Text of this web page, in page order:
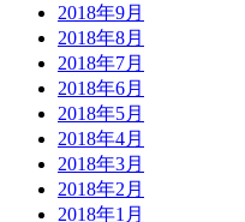
2018年9月
2018年8月
2018年7月
2018年6月
2018年5月
2018年4月
2018年3月
2018年2月
2018年1月